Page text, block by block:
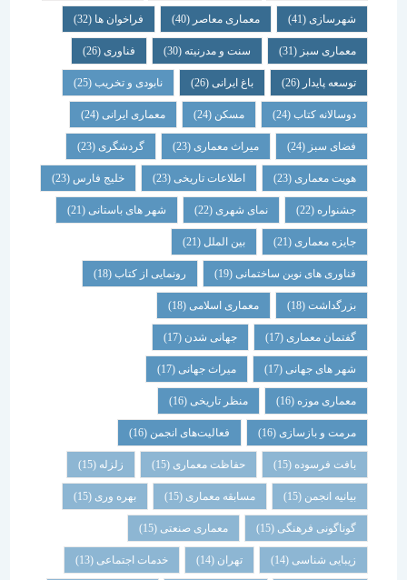
شهرسازی(41) معماری معاصر(40) فراخوان ها (32)
معماری سبز(31) سنت و مدرنیته(30) فناوری (26)
توسعه پایدار(26) باغ ایرانی(26) نابودی و تخریب(25)
دوسالانه کتاب(24) مسکن (24) معماری ایرانی(24)
فضای سبز(24) میراث معماری (23) گردشگری (23)
هویت معماری (23) اطلاعات تاریخی(23) خلیج فارس(23)
جشنواره(22) نمای شهری(22) شهر های باستانی (21)
جایزه معماری (21) بین الملل(21)
فناوری های نوین ساختمانی(19) رونمایی از کتاب (18)
بزرگداشت (18) معماری اسلامی(18)
گفتمان معماری (17) جهانی شدن(17)
شهر های جهانی(17) میراث جهانی(17)
معماری موزه(16) منظر تاریخی (16)
مرمت و بازسازی(16) فعالیت‌های انجمن(16)
بافت فرسوده (15) حفاظت معماری (15) زلزله
بیانیه انجمن(15) مسابقه معماری (15) بهره وری(15)
گوناگونی فرهنگی (15) معماری صنعتی(15)
زیبایی شناسی (14) تهران خدمات اجتماعی (13)